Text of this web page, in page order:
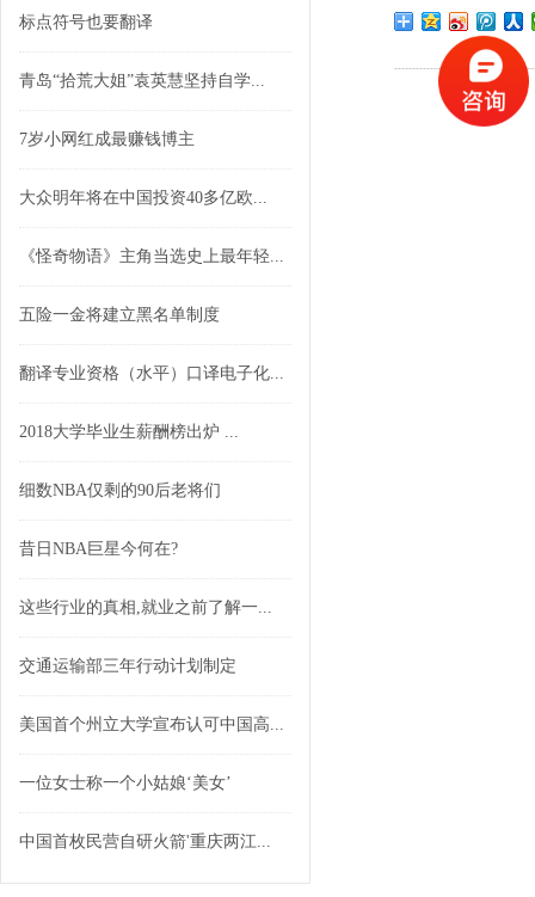
标点符号也要翻译
青岛“拾荒大姐”袁英慧坚持自学...
7岁小网红成最赚钱博主
大众明年将在中国投资40多亿欧...
《怪奇物语》主角当选史上最年轻...
五险一金将建立黑名单制度
翻译专业资格（水平）口译电子化...
2018大学毕业生薪酬榜出炉 ...
细数NBA仅剩的90后老将们
昔日NBA巨星今何在?
这些行业的真相,就业之前了解一...
交通运输部三年行动计划制定
美国首个州立大学宣布认可中国高...
一位女士称一个小姑娘‘美女’
中国首枚民营自研火箭'重庆两江...